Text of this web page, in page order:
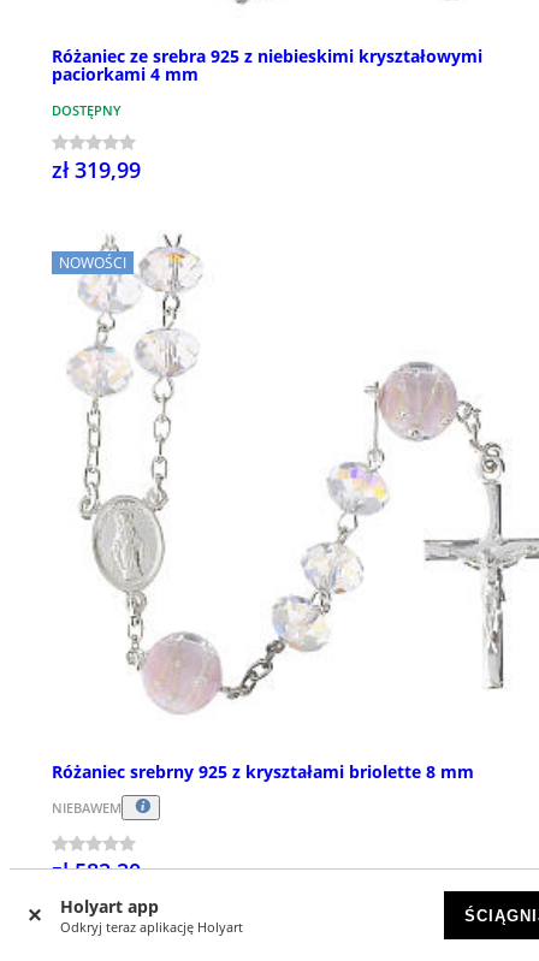
Holyart app
Odkryj teraz aplikację Holyart
Różaniec ze srebra 925 z niebieskimi kryształowymi
paciorkami 4 mm
DOSTĘPNY
zł 319,99
NOWOŚCI
Różaniec srebrny 925 z kryształami briolette 8 mm
NIEBAWEM
zł 582,20